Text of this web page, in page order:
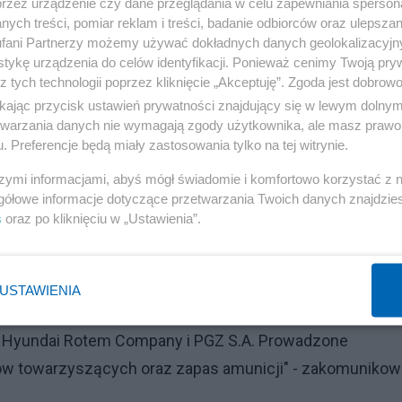
Uzbrojenia. I choć wicepremier Kosiniak-Kamysz
w Polsce', to już wiadomo, że to nierealne" –
półtora roku – mówi "Rz" osoba związana z polskim
czołgów przeciągają się głównie ze względu na brak
części kontraktu i z powodu sposobu
podpisywania jakichkolwiek umów od
od najlepszych wynegocjowanych warunków
Rotem Company i PGZ S.A. Prowadzone
towarzyszących oraz zapas amunicji" -
treści, pomiar reklam i treści, badanie odbiorców oraz
Partnerzy możemy używać dokładnych danych
urządzenia do celów identyfikacji. Ponieważ cenimy Twoją
tych technologii poprzez kliknięcie „Akceptuję”. Zgoda jest
przycisk ustawień prywatności znajdujący się w lewym
danych nie wymagają zgody użytkownika, ale masz
Preferencje będą miały zastosowania tylko na tej witrynie.
informacjami, abyś mógł świadomie i komfortowo korzystać z
informacje dotyczące przetwarzania Twoich danych
oraz po kliknięciu w „Ustawienia”.
USTAWIENIA